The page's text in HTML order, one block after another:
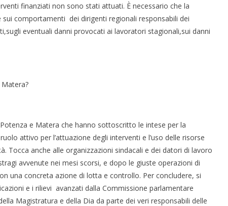
finanziati non sono stati attuati. È necessario che la
comportamenti dei dirigenti regionali responsabili dei
eventuali danni provocati ai lavoratori stagionali,sui danni
e Matera che hanno sottoscritto le intese per la
attivo per l’attuazione degli interventi e l’uso delle risorse
Tocca anche alle organizzazioni sindacali e dei datori di lavoro
avvenute nei mesi scorsi, e dopo le giuste operazioni di
una concreta azione di lotta e controllo. Per concludere, si
e i rilievi avanzati dalla Commissione parlamentare
Magistratura e della Dia da parte dei veri responsabili delle